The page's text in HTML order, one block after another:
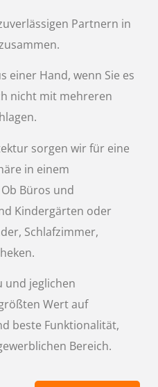
Partnern in
einer Hand, wenn Sie es
nicht mit mehreren
sorgen wir für eine
in einem
Büros und
Kindergärten oder
Schlafzimmer,
und jeglichen
Wert auf
beste Funktionalität,
Bereich.